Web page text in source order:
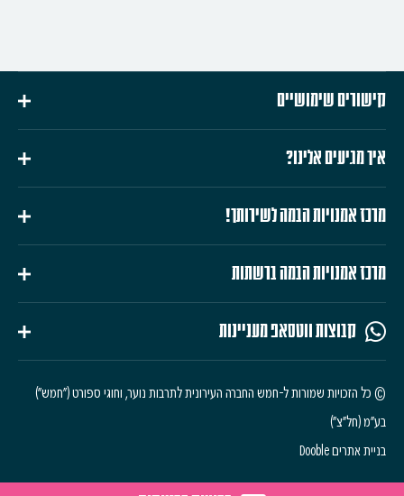
קישורים שימושיים
איך מגיעים אלינו?
מרכז אמנויות הבמה לשירותך!
מרכז אמנויות הבמה ברשתות
קבוצות ווטסאפ מעניינות
© כל הזכויות שמורות ל-חמש החברה העירונית לתרבות נוער, וחוגי ספורט ("חמש")
בע"מ (חל"צ")
בניית אתרים Dooble